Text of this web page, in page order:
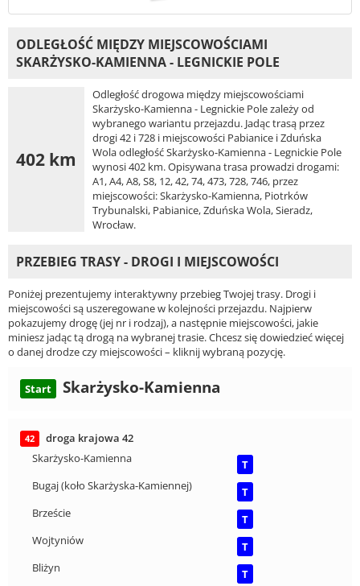
ODLEGŁOŚĆ MIĘDZY MIEJSCOWOŚCIAMI
SKARŻYSKO-KAMIENNA - LEGNICKIE POLE
402 km
Odległość drogowa między miejscowościami
Skarżysko-Kamienna - Legnickie Pole zależy od
wybranego wariantu przejazdu. Jadąc trasą przez
drogi 42 i 728 i miejscowości Pabianice i Zduńska
Wola odległość Skarżysko-Kamienna - Legnickie Pole
wynosi 402 km. Opisywana trasa prowadzi drogami:
A1, A4, A8, S8, 12, 42, 74, 473, 728, 746, przez
miejscowości: Skarżysko-Kamienna, Piotrków
Trybunalski, Pabianice, Zduńska Wola, Sieradz,
Wrocław.
PRZEBIEG TRASY - DROGI I MIEJSCOWOŚCI
Poniżej prezentujemy interaktywny przebieg Twojej trasy. Drogi i
miejscowości są uszeregowane w kolejności przejazdu. Najpierw
pokazujemy drogę (jej nr i rodzaj), a następnie miejscowości, jakie
miniesz jadąc tą drogą na wybranej trasie. Chcesz się dowiedzieć więcej
o danej drodze czy miejscowości – kliknij wybraną pozycję.
Start Skarżysko-Kamienna
42
droga krajowa 42
Skarżysko-Kamienna
T
Bugaj (koło Skarżyska-Kamiennej)
T
Brzeście
T
Wojtyniów
T
Bliżyn
T